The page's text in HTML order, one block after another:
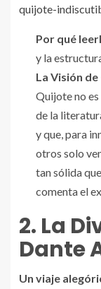
quijote-
Por qué
y la
La Visión
Quijote no
de la
y que, para
otros solo
tan sólida
comenta el
2. La
Dante
Un viaje